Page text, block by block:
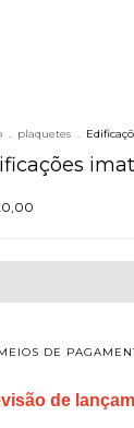
. plaquetes .
DE
de